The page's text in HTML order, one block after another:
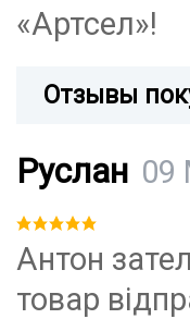
«Артсел»!
Отзывы
Руслан 09
Антон
товар